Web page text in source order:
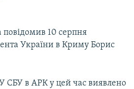
10 серпня
України в Криму Борис
СБУ в АРК у цей час виявлено